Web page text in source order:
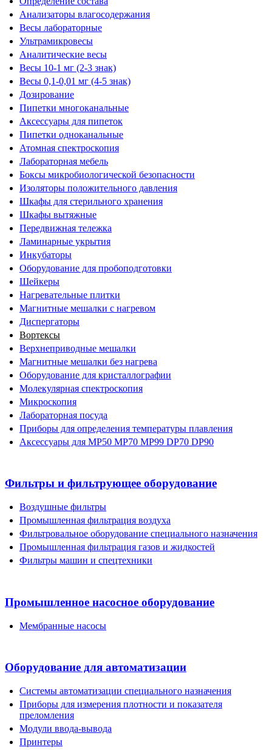
Анализаторы влагосодержания
Весы лабораторные
Ультрамикровесы
Аналитические весы
Весы 10-1 мг (2-3 знак)
Весы 0,1-0,01 мг (4-5 знак)
Дозирование
Пипетки многоканальные
Аксессуары для пипеток
Пипетки одноканальные
Атомная спектроскопия
Лабораторная мебель
Боксы микробиологической безопасности
Изоляторы положительного давления
Шкафы для стерильного хранения
Шкафы вытяжные
Передвижная тележка
Ламинарные укрытия
Инкубаторы
Оборудование для пробоподготовки
Шейкеры
Нагревательные плитки
Магнитные мешалки с нагревом
Диспергаторы
Вортексы
Верхнеприводные мешалки
Магнитные мешалки без нагрева
Оборудование для кристаллографии
Молекулярная спектроскопия
Микроскопия
Лабораторная посуда
Приборы для определения температуры плавления
Аксессуары для MP50 MP70 MP99 DP70 DP90
Фильтры и фильтрующее оборудование
Воздушные фильтры
Промышленная фильтрация воздуха
Фильтровальное оборудование специального назначения
Промышленная фильтрация газов и жидкостей
Фильтры машин и спецтехники
Промышленное насосное оборудование
Мембранные насосы
Оборудование для автоматизации
Системы автоматизации специального назначения
Приборы для измерения плотности и показателя
преломления
Модули ввода-вывода
Принтеры